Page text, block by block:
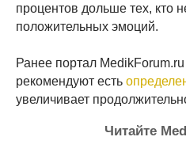
процентов дольше тех, кто
положительных эмоций.
Ранее портал
рекомендуют есть
увеличивает
Читайте